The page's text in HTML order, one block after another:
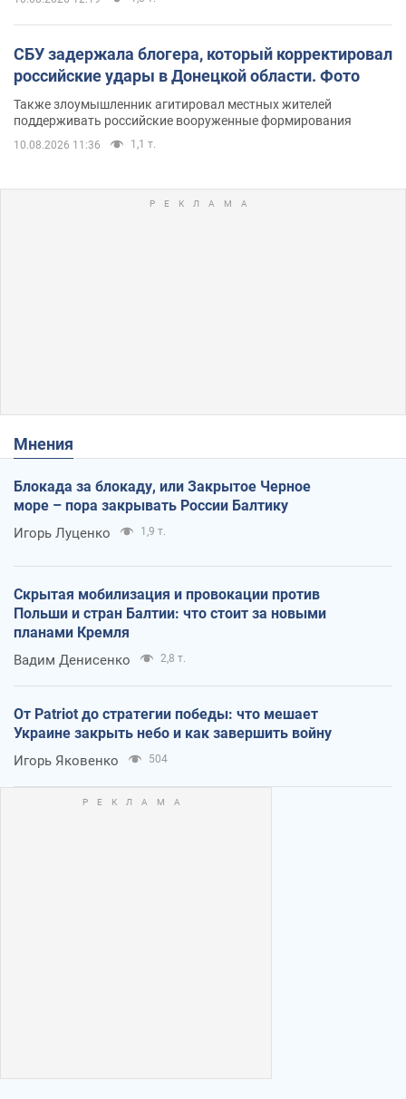
СБУ задержала блогера, который корректировал
российские удары в Донецкой области. Фото
Также злоумышленник агитировал местных жителей
поддерживать российские вооруженные формирования
10.08.2026 11:36 1,1 т.
Мнения
Блокада за блокаду, или Закрытое Черное
море – пора закрывать России Балтику
Игорь Луценко 1,9 т.
Скрытая мобилизация и провокации против
Польши и стран Балтии: что стоит за новыми
планами Кремля
Вадим Денисенко 2,8 т.
От Patriot до стратегии победы: что мешает
Украине закрыть небо и как завершить войну
Игорь Яковенко 504